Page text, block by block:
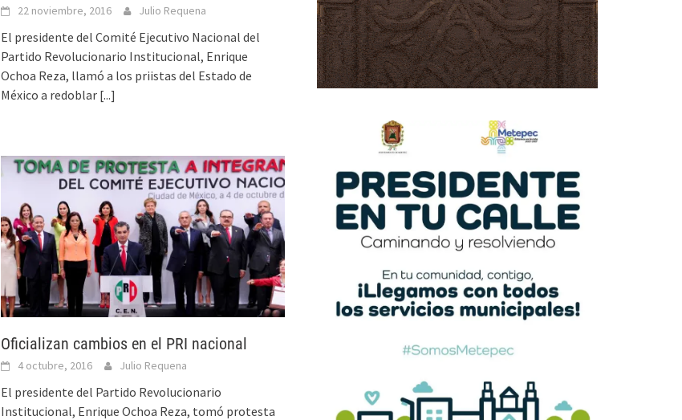
22 noviembre, 2016 Julio Requena
El presidente del Comité Ejecutivo Nacional del
Partido Revolucionario Institucional, Enrique
Ochoa Reza, llamó a los priistas del Estado de
México a redoblar [...]
Oficializan cambios en el PRI nacional
4 octubre, 2016 Julio Requena
El presidente del Partido Revolucionario
Institucional, Enrique Ochoa Reza, tomó protesta